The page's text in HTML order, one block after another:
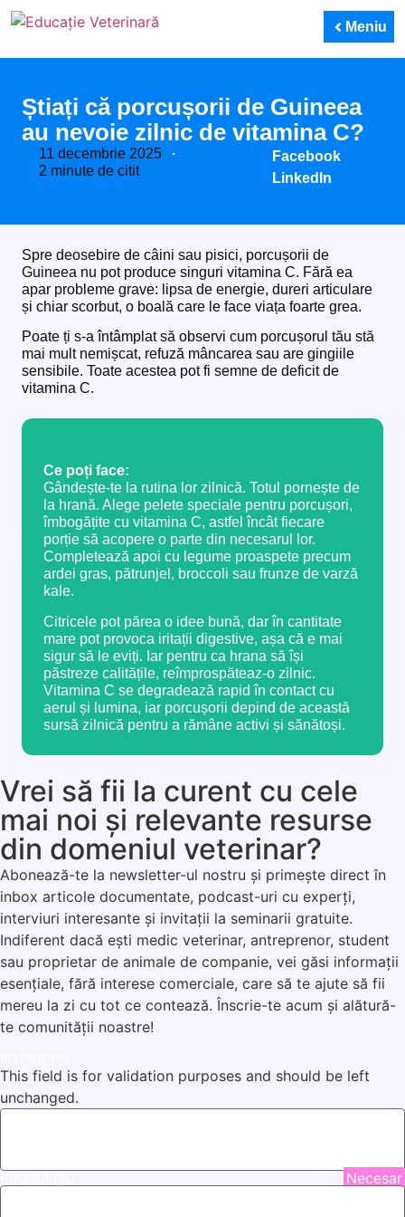
Meniu
Știați că porcușorii de Guineea
au nevoie zilnic de vitamina C?
11 decembrie 2025
2 minute de citit
Facebook
LinkedIn
Spre deosebire de câini sau pisici, porcușorii de
Guineea nu pot produce singuri vitamina C. Fără ea
apar probleme grave: lipsa de energie, dureri articulare
și chiar scorbut, o boală care le face viața foarte grea.
Poate ți s-a întâmplat să observi cum porcușorul tău stă
mai mult nemișcat, refuză mâncarea sau are gingiile
sensibile. Toate acestea pot fi semne de deficit de
vitamina C.
Ce poți face:
Gândește-te la rutina lor zilnică. Totul pornește de
la hrană. Alege pelete speciale pentru porcușori,
îmbogățite cu vitamina C, astfel încât fiecare
porție să acopere o parte din necesarul lor.
Completează apoi cu legume proaspete precum
ardei gras, pătrunjel, broccoli sau frunze de varză
kale.
Citricele pot părea o idee bună, dar în cantitate
mare pot provoca iritații digestive, așa că e mai
sigur să le eviți. Iar pentru ca hrana să își
păstreze calitățile, reîmprospăteaz-o zilnic.
Vitamina C se degradează rapid în contact cu
aerul și lumina, iar porcușorii depind de această
sursă zilnică pentru a rămâne activi și sănătoși.
Vrei să fii la curent cu cele
mai noi și relevante resurse
din domeniul veterinar?
Abonează-te la newsletter-ul nostru și primește direct în
inbox articole documentate, podcast-uri cu experți,
interviuri interesante și invitații la seminarii gratuite.
Indiferent dacă ești medic veterinar, antreprenor, student
sau proprietar de animale de companie, vei găsi informații
esențiale, fără interese comerciale, care să te ajute să fii
mereu la zi cu tot ce contează. Înscrie-te acum și alătură-
te comunității noastre!
This field is for validation purposes and should be left
unchanged.
Necesar